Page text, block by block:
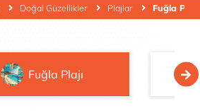
Doğal Güzellikler Plajlar Fuğla Plajı
Fuğla Plajı